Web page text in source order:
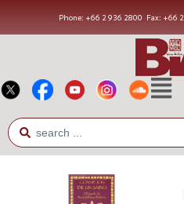
Phone: +66 2 936 2800 Fax: +66